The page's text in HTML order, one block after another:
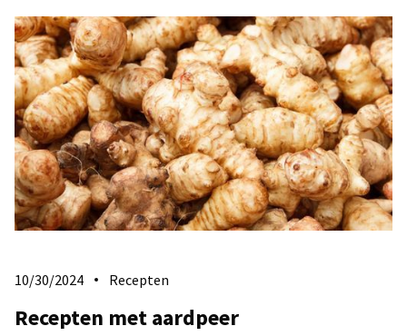
10/30/2024 Recepten
Recepten met aardpeer